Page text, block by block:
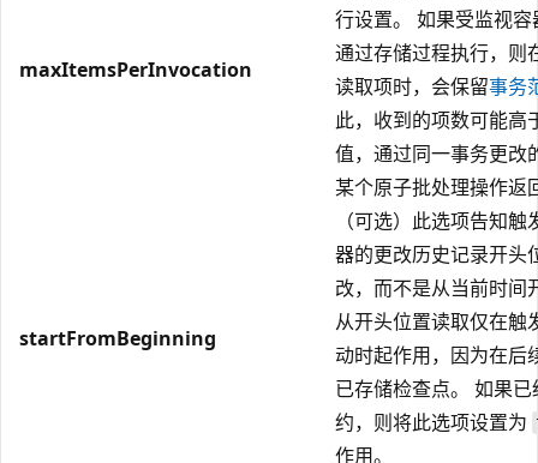
maxItemsPerInvocation
行设置。 如果受监视
通过存储过程执行，则
读取项时，会保留事务
此，收到的项数可能高
值，通过同一事务更改
某个原子批处理操作返
startFromBeginning
（可选）此选项告知触
器的更改历史记录开头
改，而不是从当前时间
从开头位置读取仅在触
动时起作用，因为在后
已存储检查点。 如果
约，则将此选项设置为
作用。